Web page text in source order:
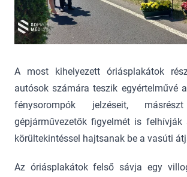
A most kihelyezett óriásplakátok
autósok számára teszik egyértelművé
fénysorompók jelzéseit,
gépjárművezetők figyelmét is felhívják
körültekintéssel hajtsanak be a vasúti
Az óriásplakátok felső sávja egy